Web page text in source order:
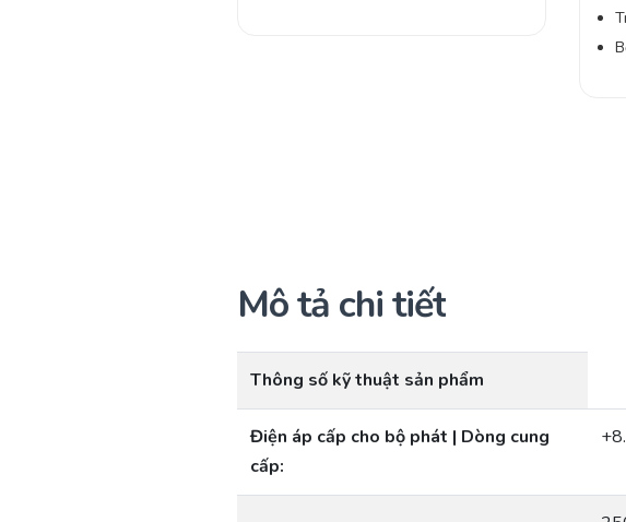
Mô tả chi tiết
Thông số kỹ thuật sản phẩm
Điện áp cấp cho bộ phát | Dòng cung
cấp: